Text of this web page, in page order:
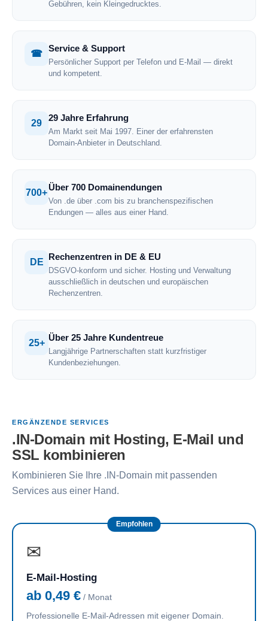
Gebühren, kein Kleingedrucktes.
☎
Service & Support
Persönlicher Support per Telefon und E-Mail — direkt
und kompetent.
29
29 Jahre Erfahrung
Am Markt seit Mai 1997. Einer der erfahrensten
Domain-Anbieter in Deutschland.
700+
Über 700 Domainendungen
Von .de über .com bis zu branchenspezifischen
Endungen — alles aus einer Hand.
DE
Rechenzentren in DE & EU
DSGVO-konform und sicher. Hosting und Verwaltung
ausschließlich in deutschen und europäischen
Rechenzentren.
25+
Über 25 Jahre Kundentreue
Langjährige Partnerschaften statt kurzfristiger
Kundenbeziehungen.
ERGÄNZENDE SERVICES
.IN-Domain mit Hosting, E-Mail und
SSL kombinieren
Kombinieren Sie Ihre .IN-Domain mit passenden
Services aus einer Hand.
Empfohlen
✉
E-Mail-Hosting
ab 0,49 € / Monat
Professionelle E-Mail-Adressen mit eigener Domain.